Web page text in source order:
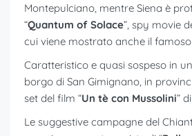
Montepulciano, mentre Siena è
“Quantum of Solace”, spy movie
cui viene mostrato anche il famoso
Caratteristico e quasi sospeso in
borgo di San Gimignano, in
set del film “Un tè con Mussolini”
Le suggestive campagne del